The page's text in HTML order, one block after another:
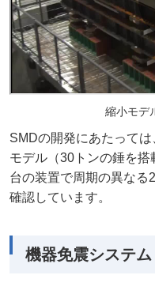
縮小モデ
SMDの開発にあたって
モデル（30トンの錘を搭
台の装置で周期の異なる
確認しています。
機器免震システ